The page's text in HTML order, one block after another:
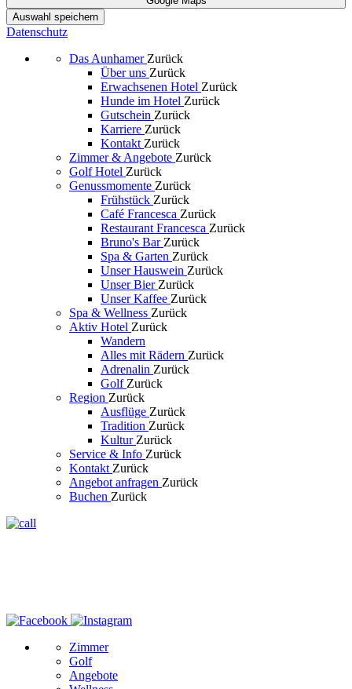
Auswahl speichern
Datenschutz
Das Aunhamer Zurück
Über uns Zurück
Erwachsenen Hotel Zurück
Hunde im Hotel Zurück
Gutschein Zurück
Karriere Zurück
Kontakt Zurück
Zimmer & Angebote Zurück
Golf Hotel Zurück
Genussmomente Zurück
Frühstück Zurück
Café Francesca Zurück
Restaurant Francesca Zurück
Bruno's Bar Zurück
Spa & Garten Zurück
Unser Hauswein Zurück
Unser Bier Zurück
Unser Kaffee Zurück
Spa & Wellness Zurück
Aktiv Hotel Zurück
Wandern
Alles mit Rädern Zurück
Adrenalin Zurück
Golf Zurück
Region Zurück
Ausflüge Zurück
Tradition Zurück
Kultur Zurück
Service & Info Zurück
Kontakt Zurück
Angebot anfragen Zurück
Buchen Zurück
Zimmer
Golf
Angebote